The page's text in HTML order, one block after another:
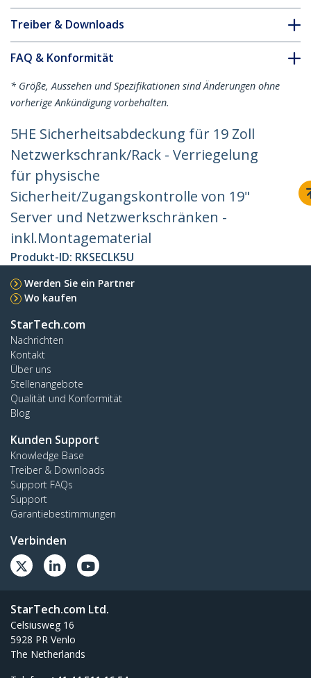
Treiber & Downloads
FAQ & Konformität
* Größe, Aussehen und Spezifikationen sind Änderungen ohne
vorherige Ankündigung vorbehalten.
5HE Sicherheitsabdeckung für 19 Zoll
Netzwerkschrank/Rack - Verriegelung
für physische
Sicherheit/Zugangskontrolle von 19"
Server und Netzwerkschränken -
inkl.Montagematerial
Produkt-ID: RKSECLK5U
Werden Sie ein Partner
Wo kaufen
StarTech.com
Nachrichten
Kontakt
Über uns
Stellenangebote
Qualität und Konformität
Blog
Kunden Support
Knowledge Base
Treiber & Downloads
Support FAQs
Support
Garantiebestimmungen
Verbinden
StarTech.com Ltd.
Celsiusweg 16
5928 PR Venlo
The Netherlands